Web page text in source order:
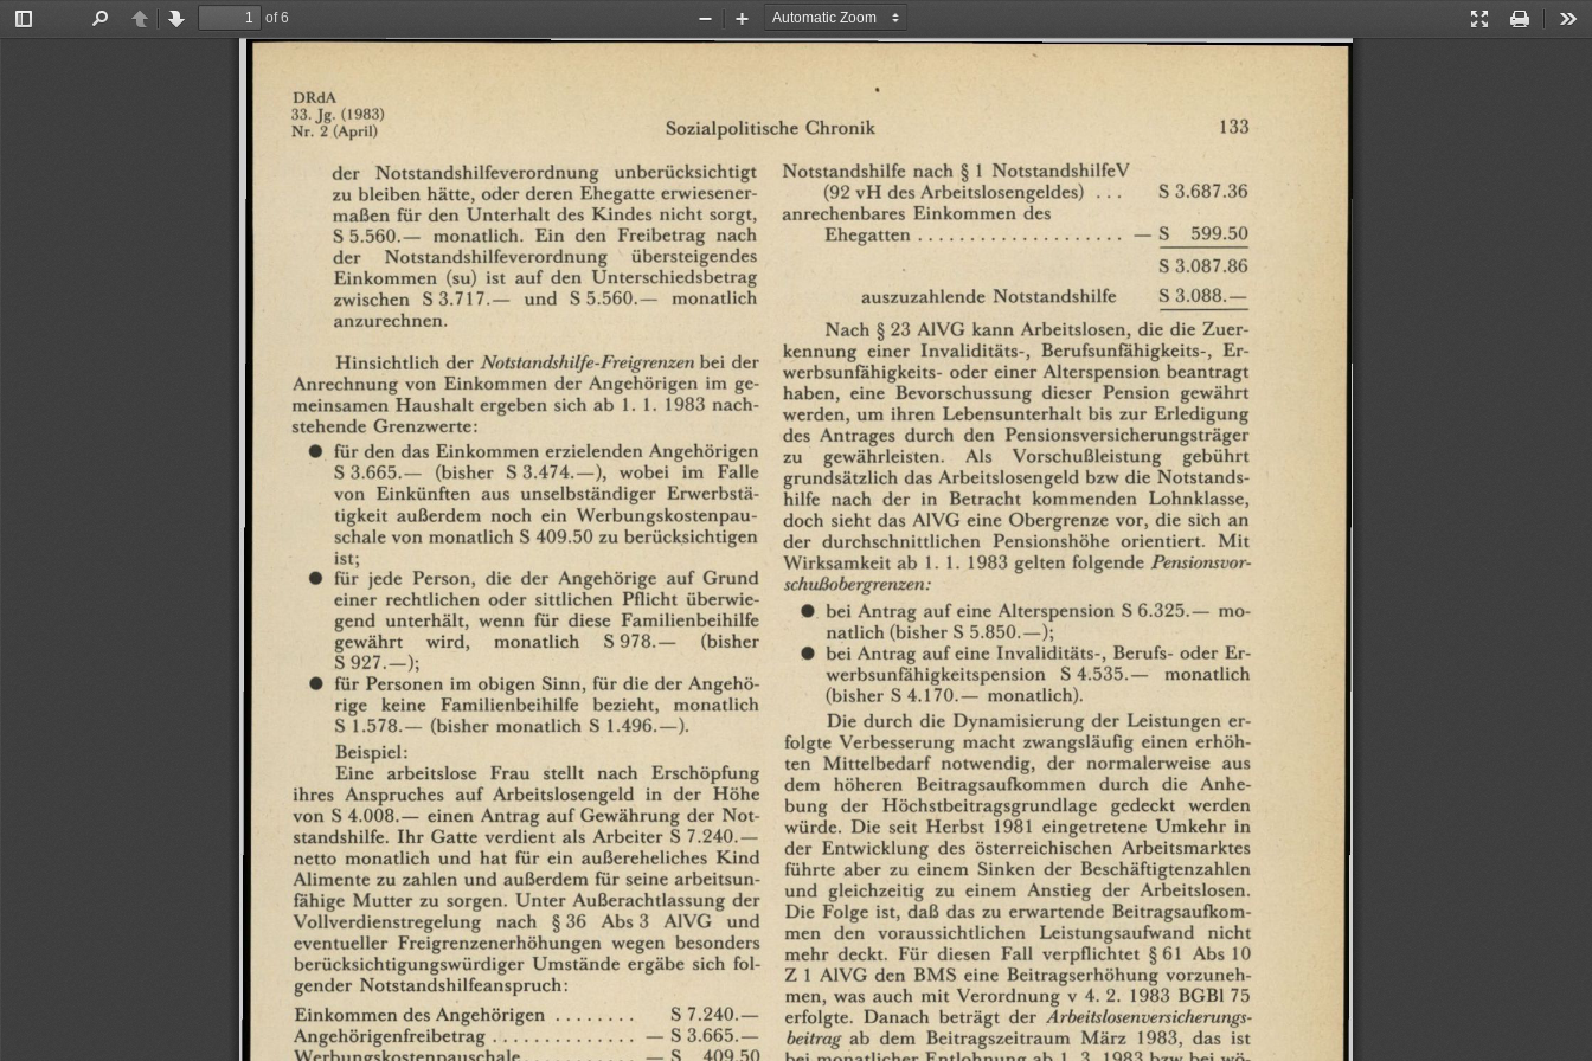
Toggle
PreviousNext
of 6
Presentation
Print
Zoom
Out
Zoom
In
Sozialpolitische Chronik 133
DRdA
33. Jg. (1983)
Nr. 2(April)
der
Notstandshilfeverordnung
unberücksichtigt
zu bleiben hätte, oder deren Ehegatte erwiesener¬
maßen für den Unterhalt des Kindes nicht sorgt,
S 5.560.— monatlich. Ein den Freibetrag nach
der
Notstandshilfeverordnung
übersteigendes
Einkommen (su) ist auf den Unterschiedsbetrag
zwischen
S 3.717.— und S 5.560.—
monatlich
anzurechnen.
Hinsichtlich der Notstandshilfe-Freigrenzen bei der
Anrechnung von Einkommen der Angehörigen im ge¬
meinsamen Haushalt ergeben sich ab 1. 1. 1983 nach¬
stehende Grenzwerte:
•
für den das Einkommen erzielenden Angehörigen
S 3.665.— (bisher S 3.474.—), wobei im
Falle
von Einkünften aus unselbständiger Erwerbstä¬
tigkeit außerdem noch ein Werbungskostenpau¬
schale von monatlich S 409.50 zu berücksichtigen
ist;
•
für jede Person, die der Angehörige auf Grund
einer rechtlichen oder sittlichen Pflicht überwie¬
gend unterhält, wenn für diese Familienbeihilfe
gewährt
wird, monatlich S 978.—
(bisher
S 927.—);
•
für Personen im obigen Sinn, für die der Angehö¬
rige
keine Familienbeihilfe bezieht,
monatlich
S 1.578.— (bisher monatlich S 1.496.—).
Beispiel:
Eine
arbeitslose Frau stellt nach
Erschöpfung
ihres Anspruches auf Arbeitslosengeld in der Höhe
von S 4.008.— einen Antrag auf Gewährung der Not¬
standshilfe. Ihr Gatte verdient als Arbeiter S 7.240.—
netto monatlich und hat für ein außereheliches Kind
Alimente zu zahlen und außerdem für seine arbeitsun¬
fähige Mutter zu sorgen. Unter Außerachtlassung der
Vollverdienstregelung
nach § 36 Abs 3 A1VG
und
eventueller Freigrenzenerhöhungen wegen besonders
berücksichtigungswürdiger Umstände ergäbe sich fol¬
gender Notstandshilfeanspruch:
Einkommen des Angehörigen S 7.240.—
Angehörigenfreibetrag
— S 3.665.—
Werbungskostenpauschale
— S 409.50
Notstandshilfe nach § 1 NotstandshilfeV
(92 vH des Arbeitslosengeldes) S 3.687.36
anrechenbares Einkommen des
Ehegatten
— S
599.50
S 3.087.86
auszuzahlende Notstandshilfe S 3.088.—
Nach § 23 A1VG kann Arbeitslosen, die die Zuer-
kennung einer Invaliditäts-, Berufsunfahigkeits-,
Er-
werbsunfähigkeits- oder einer Alterspension beantragt
haben,
eine Bevorschussung dieser Pension gewährt
werden, um ihren Lebensunterhalt bis zur Erledigung
des Antrages durch den Pensionsversicherungsträger
zu
gewährleisten. Als Vorschußleistung
gebührt
grundsätzlich das Arbeitslosengeld bzw die Notstands¬
hilfe nach der in Betracht kommenden Lohnklasse,
doch sieht das A1VG eine Obergrenze vor, die sich an
der durchschnittlichen Pensionshöhe orientiert.
Mit
Wirksamkeit ab 1. 1. 1983 gelten folgende Pensionsvor-
schußobergrenzen:
•
bei Antrag auf eine Alterspension S 6.325.— mo¬
natlich (bisher S 5.850.—);
•
bei Antrag auf eine Invaliditäts-, Berufs- oder Er¬
werbsunfähigkeitspension
S 4.535.—
monatlich
(bisher S 4.170.— monatlich).
Die durch die Dynamisierung der Leistungen er¬
folgte Verbesserung macht zwangsläufig einen erhöh¬
ten
Mittelbedarf notwendig, der normalerweise aus
dem
höheren Beitragsaufkommen durch die
Anhe-
bung
der Höchstbeitragsgrundlage gedeckt
werden
würde.
Die seit Herbst 1981 eingetretene Umkehr in
der Entwicklung des österreichischen Arbeitsmarktes
führte aber zu einem Sinken der Beschäftigtenzahlen
und gleichzeitig zu einem Anstieg der Arbeitslosen.
Die Folge ist, daß das zu erwartende Beitragsaufkom¬
men
den voraussichtlichen Leistungsaufwand
nicht
mehr deckt. Für diesen Fall verpflichtet §61 Abs 10
Z 1 A1VG den BMS eine Beitragserhöhung vorzuneh¬
men, was auch mit Verordnung v 4. 2. 1983 BGBl 75
erfolgte.
Danach beträgt der Arbeitslosenversicherungs¬
beitrag ab dem Beitragszeitraum März 1983, das ist